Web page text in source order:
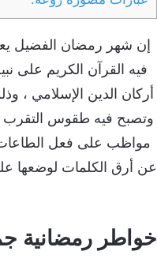
إن شهر رمضان الفضيل
فيه القرآن الكريم على
أركان الدين الإسلامي ،
وتصبح فيه طقوس التقرب
مواظب على فعل الطاعات
عن أرق الكلمات لوضعها
خواطر رمضانية